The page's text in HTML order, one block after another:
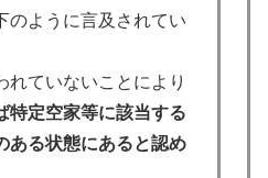
のように言及されてい
れていないことにより
特定空家等に該当する
ある状態にあると認め